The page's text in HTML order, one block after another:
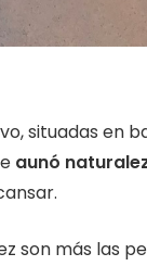
situadas en
aunó
son más las